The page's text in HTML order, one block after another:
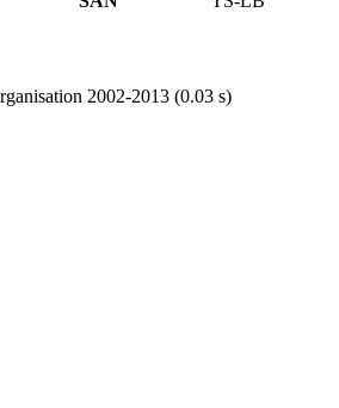
2002-2013 (0.03 s)